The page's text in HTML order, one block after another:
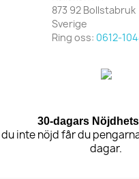
873 92 Bollstabruk
Sverige
Ring oss: 0612-
30-dagars
inte nöjd får du
dagar.